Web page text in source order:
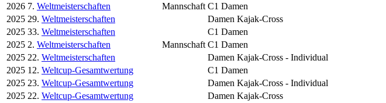
2026 7. Weltmeisterschaften Mannschaft C1 Damen
2025 29. Weltmeisterschaften
Damen Kajak-Cross
2025 33. Weltmeisterschaften
C1 Damen
2025 2. Weltmeisterschaften Mannschaft C1 Damen
2025 22. Weltmeisterschaften
Damen Kajak-Cross - Individual
2025 12. Weltcup-Gesamtwertung
C1 Damen
2025 23. Weltcup-Gesamtwertung
Damen Kajak-Cross - Individual
2025 22. Weltcup-Gesamtwertung
Damen Kajak-Cross